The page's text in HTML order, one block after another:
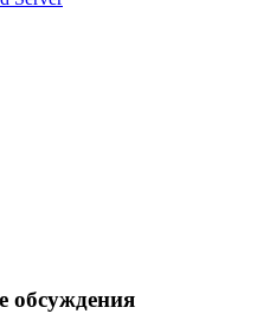
обсуждения